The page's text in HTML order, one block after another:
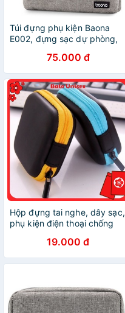
Túi đựng phụ kiện Baona
E002, đựng sạc dự phòng,
75.000 đ
Hộp đựng tai nghe, dây sạc,
phụ kiện điện thoại chống
19.000 đ